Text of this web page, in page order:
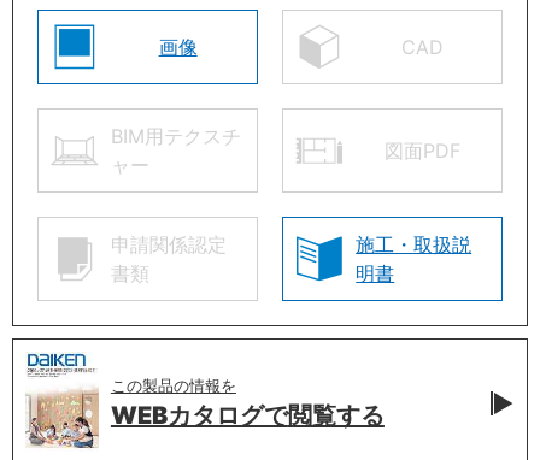
画像 CAD
BIM用テクスチ
ャー
図面PDF
申請関係認定
書類
施工・取扱説
明書
この製品の情報を
WEBカタログで閲覧する